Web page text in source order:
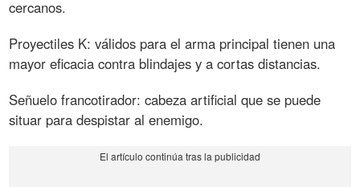
cercanos.
Proyectiles K: válidos para el arma principal tienen una
mayor eficacia contra blindajes y a cortas distancias.
Señuelo francotirador: cabeza artificial que se puede
situar para despistar al enemigo.